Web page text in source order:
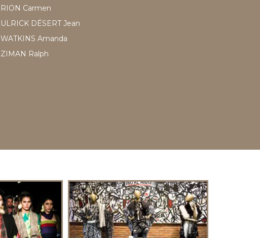
RION Carmen
ULRICK DÉSERT Jean
WATKINS Amanda
ZIMAN Ralph